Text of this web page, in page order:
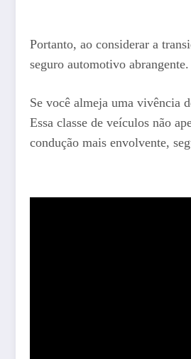
Portanto, ao considerar a
seguro automotivo abrangente.
Se você almeja uma vivência
Essa classe de veículos não
condução mais envolvente,